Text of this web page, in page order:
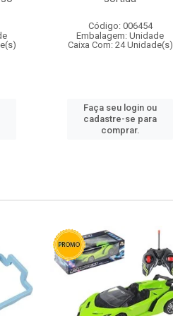
Código: 006454
Embalagem: Unidade
Caixa Com: 24 Unidade(s)
Faça seu login ou
cadastre-se para
comprar.